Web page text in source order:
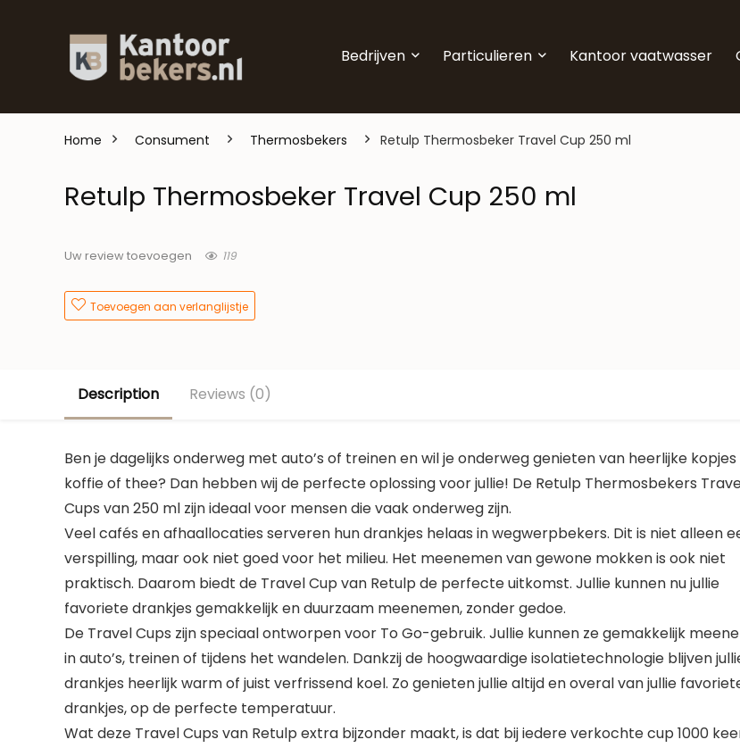
Bedrijven Particulieren Kantoor vaatwasser
Home Consument Thermosbekers Retulp Thermosbeker Travel Cup 250 ml
Retulp Thermosbeker Travel Cup 250 ml
Uw review toevoegen 119
Toevoegen aan verlanglijstje
Description Reviews (0)
Ben je dagelijks onderweg met auto’s of treinen en wil je onderweg genieten van heerlijke kopjes
koffie of thee? Dan hebben wij de perfecte oplossing voor jullie! De Retulp Thermosbekers
Cups van 250 ml zijn ideaal voor mensen die vaak onderweg zijn.
Veel cafés en afhaallocaties serveren hun drankjes helaas in wegwerpbekers. Dit is niet alleen
verspilling, maar ook niet goed voor het milieu. Het meenemen van gewone mokken is ook niet
praktisch. Daarom biedt de Travel Cup van Retulp de perfecte uitkomst. Jullie kunnen nu jullie
favoriete drankjes gemakkelijk en duurzaam meenemen, zonder gedoe.
De Travel Cups zijn speciaal ontworpen voor To Go-gebruik. Jullie kunnen ze gemakkelijk
in auto’s, treinen of tijdens het wandelen. Dankzij de hoogwaardige isolatietechnologie blijven
drankjes heerlijk warm of juist verfrissend koel. Zo genieten jullie altijd en overal van jullie
drankjes, op de perfecte temperatuur.
Wat deze Travel Cups van Retulp extra bijzonder maakt, is dat bij iedere verkochte cup 1000